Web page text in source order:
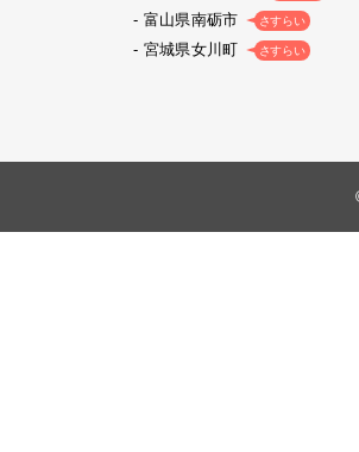
富山県南砺市 さすらい
宮城県女川町 さすらい